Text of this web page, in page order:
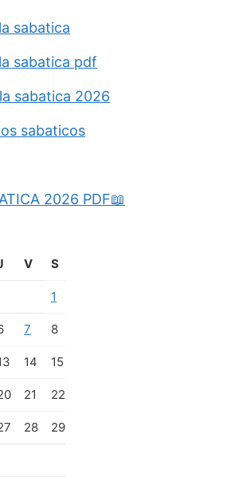
sabatica
sabatica pdf
sabatica 2026
sabaticos
2026 PDF📖
V S
1
7 8
14 15
21 22
28 29